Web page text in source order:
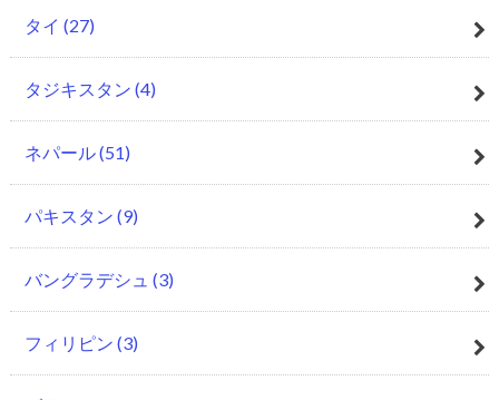
タイ (27)
タジキスタン (4)
ネパール(51)
パキスタン (9)
バングラデシュ (3)
フィリピン (3)